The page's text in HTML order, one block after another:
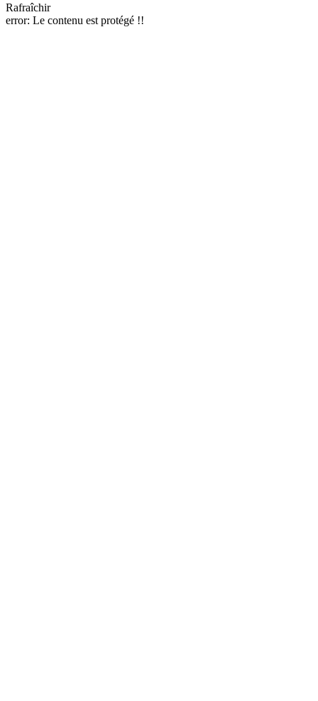
Rafraîchir
error: Le contenu est protégé !!